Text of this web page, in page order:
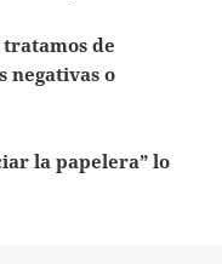
tratamos de
negativas o
la papelera” lo